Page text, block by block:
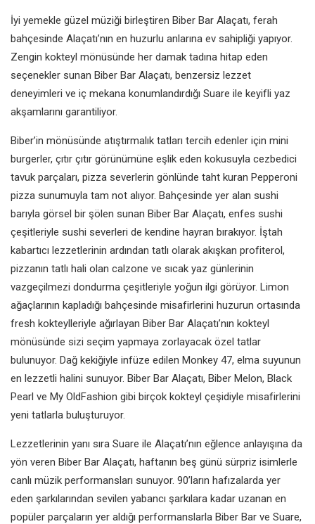
İyi yemekle güzel müziği birleştiren Biber Bar Alaçatı, ferah
bahçesinde Alaçatı’nın en huzurlu anlarına ev sahipliği yapıyor.
Zengin kokteyl mönüsünde her damak tadına hitap eden
seçenekler sunan Biber Bar Alaçatı, benzersiz lezzet
deneyimleri ve iç mekana konumlandırdığı Suare ile keyifli yaz
akşamlarını garantiliyor.
Biber’in mönüsünde atıştırmalık tatları tercih edenler için mini
burgerler, çıtır çıtır görünümüne eşlik eden kokusuyla cezbedici
tavuk parçaları, pizza severlerin gönlünde taht kuran Pepperoni
pizza sunumuyla tam not alıyor. Bahçesinde yer alan sushi
barıyla görsel bir şölen sunan Biber Bar Alaçatı, enfes sushi
çeşitleriyle sushi severleri de kendine hayran bırakıyor. İştah
kabartıcı lezzetlerinin ardından tatlı olarak akışkan profiterol,
pizzanın tatlı hali olan calzone ve sıcak yaz günlerinin
vazgeçilmezi dondurma çeşitleriyle yoğun ilgi görüyor. Limon
ağaçlarının kapladığı bahçesinde misafirlerini huzurun ortasında
fresh kokteylleriyle ağırlayan Biber Bar Alaçatı’nın kokteyl
mönüsünde sizi seçim yapmaya zorlayacak özel tatlar
bulunuyor. Dağ kekiğiyle infüze edilen Monkey 47, elma suyunun
en lezzetli halini sunuyor. Biber Bar Alaçatı, Biber Melon, Black
Pearl ve My OldFashion gibi birçok kokteyl çeşidiyle misafirlerini
yeni tatlarla buluşturuyor.
Lezzetlerinin yanı sıra Suare ile Alaçatı’nın eğlence anlayışına da
yön veren Biber Bar Alaçatı, haftanın beş günü sürpriz isimlerle
canlı müzik performansları sunuyor. 90’ların hafızalarda yer
eden şarkılarından sevilen yabancı şarkılara kadar uzanan en
popüler parçaların yer aldığı performanslarla Biber Bar ve Suare,